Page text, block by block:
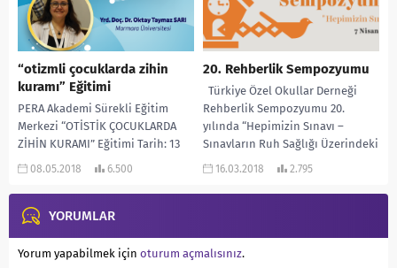
değerlendirmede...
“otizmli çocuklarda zihin
kuramı” Eğitimi
PERA Akademi Sürekli Eğitim
Merkezi “OTİSTİK ÇOCUKLARDA
ZİHİN KURAMI” Eğitimi Tarih: 13
Mayıs 2018 Ücret: 175 TL’dir. Ön
08.05.2018 6.500
20. Rehberlik Sempozyumu
Türkiye Özel Okullar Derneği
Rehberlik Sempozyumu 20.
yılında “Hepimizin Sınavı –
Sınavların Ruh Sağlığı Üzerindeki
Etkileri” temasıyla
16.03.2018 2.795
YORUMLAR
Yorum yapabilmek için oturum açmalısınız.